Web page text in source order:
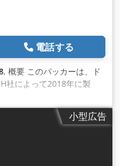
電話する
, 概要 このパッカーは、ド
社によって2018年に製
の酪農工場のガラス瓶入
。工場 の生産能力は
入り牛乳の需要が増加し
を持つ新しいプラントの
の機械が利用可能になっ
小型広告